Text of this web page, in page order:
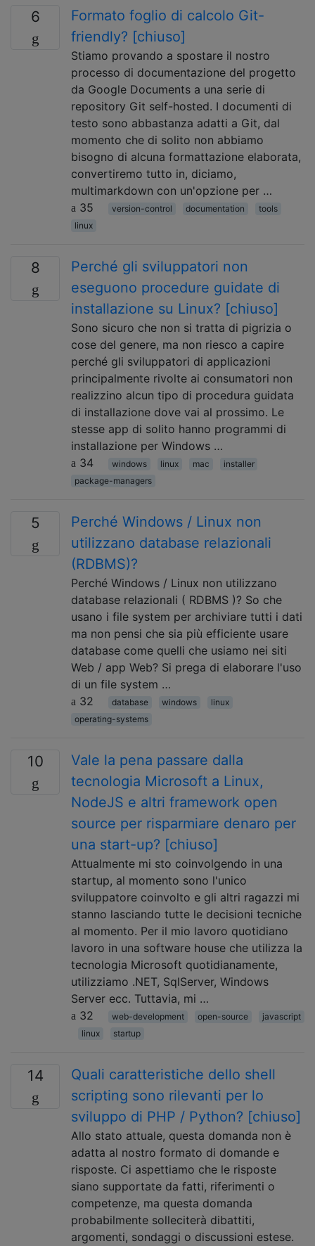
6
Formato foglio di calcolo Git-
friendly? [chiuso]
Stiamo provando a spostare il nostro
processo di documentazione del progetto
da Google Documents a una serie di
repository Git self-hosted. I documenti di
testo sono abbastanza adatti a Git, dal
momento che di solito non abbiamo
bisogno di alcuna formattazione elaborata,
convertiremo tutto in, diciamo,
multimarkdown con un'opzione per …
35
version-control documentation
tools
linux
8
Perché gli sviluppatori non
eseguono procedure guidate di
installazione su Linux? [chiuso]
Sono sicuro che non si tratta di pigrizia o
cose del genere, ma non riesco a capire
perché gli sviluppatori di applicazioni
principalmente rivolte ai consumatori non
realizzino alcun tipo di procedura guidata
di installazione dove vai al prossimo. Le
stesse app di solito hanno programmi di
installazione per Windows …
34
windows linux mac
installer
package-managers
5
Perché Windows / Linux non
utilizzano database relazionali
(RDBMS)?
Perché Windows / Linux non utilizzano
database relazionali ( RDBMS )? So che
usano i file system per archiviare tutti i dati
ma non pensi che sia più efficiente usare
database come quelli che usiamo nei siti
Web / app Web? Si prega di elaborare l'uso
di un file system …
32
database windows
linux
operating-systems
10
Vale la pena passare dalla
tecnologia Microsoft a Linux,
NodeJS e altri framework open
source per risparmiare denaro per
una start-up? [chiuso]
Attualmente mi sto coinvolgendo in una
startup, al momento sono l'unico
sviluppatore coinvolto e gli altri ragazzi mi
stanno lasciando tutte le decisioni tecniche
al momento. Per il mio lavoro quotidiano
lavoro in una software house che utilizza la
tecnologia Microsoft quotidianamente,
utilizziamo .NET, SqlServer, Windows
Server ecc. Tuttavia, mi …
32
web-development open-source
javascript
linux
startup
14
Quali caratteristiche dello shell
scripting sono rilevanti per lo
sviluppo di PHP / Python? [chiuso]
Allo stato attuale, questa domanda non è
adatta al nostro formato di domande e
risposte. Ci aspettiamo che le risposte
siano supportate da fatti, riferimenti o
competenze, ma questa domanda
probabilmente solleciterà dibattiti,
argomenti, sondaggi o discussioni estese.